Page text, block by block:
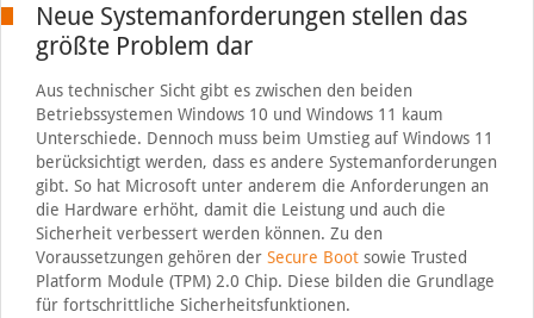
Neue Systemanforderungen stellen das
größte Problem dar
Aus technischer Sicht gibt es zwischen den beiden
Betriebssystemen Windows 10 und Windows 11 kaum
Unterschiede. Dennoch muss beim Umstieg auf Windows 11
berücksichtigt werden, dass es andere Systemanforderungen
gibt. So hat Microsoft unter anderem die Anforderungen an
die Hardware erhöht, damit die Leistung und auch die
Sicherheit verbessert werden können. Zu den
Voraussetzungen gehören der Secure Bootsowie Trusted
Platform Module (TPM) 2.0 Chip. Diese bilden die Grundlage
für fortschrittliche Sicherheitsfunktionen.